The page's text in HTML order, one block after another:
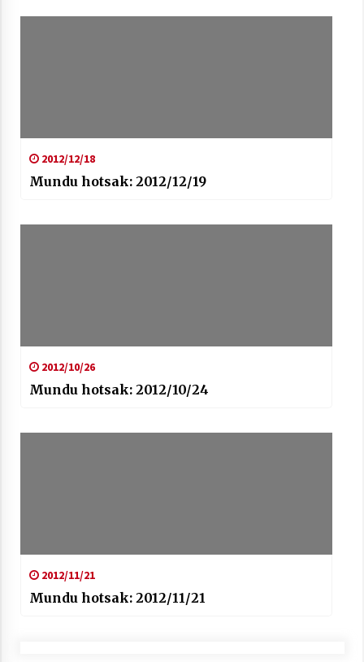
2012/12/18
Mundu hotsak: 2012/12/19
2012/10/26
Mundu hotsak: 2012/10/24
2012/11/21
Mundu hotsak: 2012/11/21